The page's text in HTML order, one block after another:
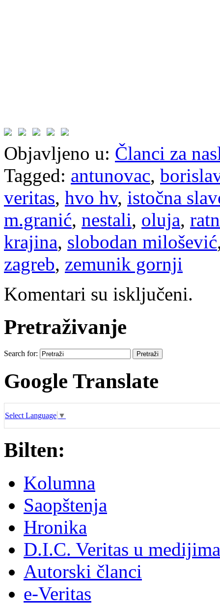
Objavljeno u: Članci za
Tagged: antunovac,
veritas, hvo hv, istočna
m.granić, nestali, oluja,
krajina, slobodan milošević
zagreb, zemunik gornji
Komentari su isključeni.
Pretraživanje
Search for:
Google Translate
Select Language ▼
Bilten:
Kolumna
Saopštenja
Hronika
D.I.C. Veritas u medijima
Autorski članci
e-Veritas